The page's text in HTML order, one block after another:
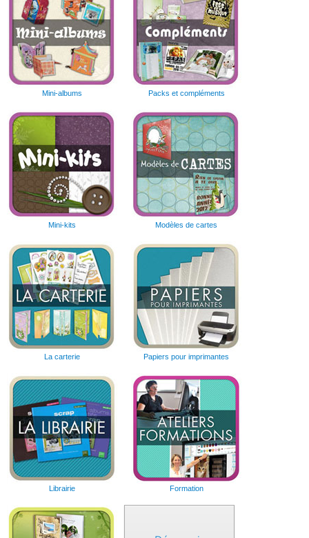
Mini-albums Packs et compléments
Mini-kits Modèles de cartes
La carterie Papiers pour imprimantes
Librairie Formation